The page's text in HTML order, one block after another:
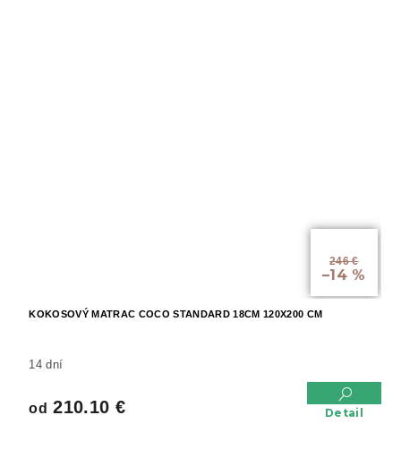
246 €
–14 %
KOKOSOVÝ MATRAC COCO STANDARD 18CM 120X200 CM
14 dní
od 210.10 € Detail